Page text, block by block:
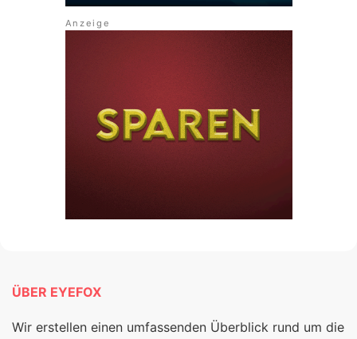
ÜBER EYEFOX
Wir erstellen einen umfassenden Überblick rund um die